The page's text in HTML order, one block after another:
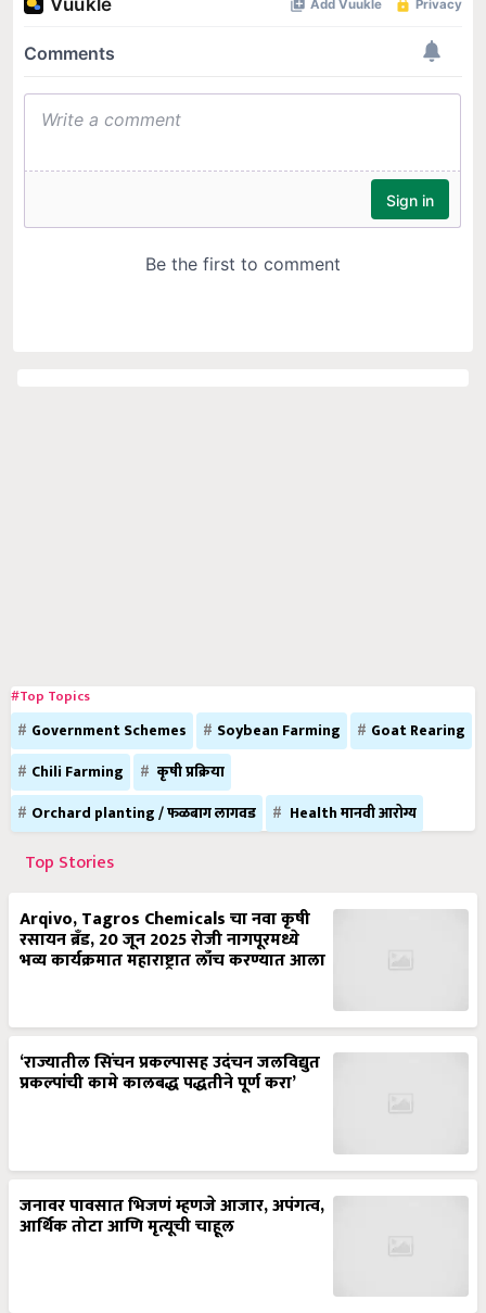
#Top Topics
Government Schemes Soybean Farming
Goat Rearing
Chili Farming
कृषी प्रक्रिया
Orchard planting / फळबाग लागवड
Health मानवी आरोग्य
Top Stories
Arqivo, Tagros Chemicals चा नवा कृषी
रसायन ब्रँड, 20 जून 2025 रोजी नागपूरमध्ये
भव्य कार्यक्रमात महाराष्ट्रात लाँच करण्यात आला
‘राज्यातील सिंचन प्रकल्पासह उदंचन जलविद्युत
प्रकल्पांची कामे कालबद्ध पद्धतीने पूर्ण करा’
जनावर पावसात भिजणं म्हणजे आजार, अपंगत्व,
आर्थिक तोटा आणि मृत्यूची चाहूल